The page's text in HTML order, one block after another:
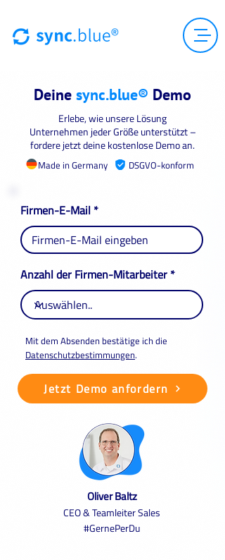
Deine sync.blue® Demo
Erlebe, wie unsere Lösung
Unternehmen jeder Größe unterstützt –
fordere jetzt deine kostenlose Demo an.
Made in Germany DSGVO-konform
Firmen-E-Mail
Anzahl der Firmen-Mitarbeiter
Mit dem Absenden bestätige ich die
Datenschutzbestimmungen.
Jetzt Demo anfordern
Oliver Baltz
CEO & Teamleiter Sales
#GernePerDu